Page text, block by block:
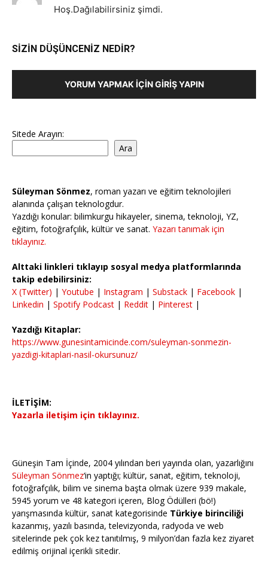
Hoş.Dağılabilirsiniz şimdi.
SİZİN DÜŞÜNCENİZ NEDİR?
YORUM YAPMAK İÇIN GIRIŞ YAPIN
Sitede Arayın:
Ara
Süleyman Sönmez, roman yazarı ve eğitim teknolojileri
alanında çalışan teknologdur.
Yazdığı konular: bilimkurgu hikayeler, sinema, teknoloji, YZ,
eğitim, fotoğrafçılık, kültür ve sanat. Yazarı tanımak için
tıklayınız.
Alttaki linkleri tıklayıp sosyal medya platformlarında
takip edebilirsiniz:
X (Twitter) | Youtube | Instagram | Substack | Facebook |
Linkedin | Spotify Podcast | Reddit | Pinterest |
Yazdığı Kitaplar:
https://www.gunesintamicinde.com/suleyman-sonmezin-
yazdigi-kitaplari-nasil-okursunuz/
İLETİŞİM:
Yazarla iletişim için tıklayınız.
Güneşin Tam İçinde, 2004 yılından beri yayında olan, yazarlığını
Süleyman Sönmez‘in yaptığı; kültür, sanat, eğitim, teknoloji,
fotoğrafçılık, bilim ve sinema başta olmak üzere 939 makale,
5945 yorum ve 48 kategori içeren, Blog Ödülleri (bö!)
yarışmasında kültür, sanat kategorisinde Türkiye birinciliği
kazanmış, yazılı basında, televizyonda, radyoda ve web
sitelerinde pek çok kez tanıtılmış, 9 milyon’dan fazla kez ziyaret
edilmiş orijinal içerikli sitedir.